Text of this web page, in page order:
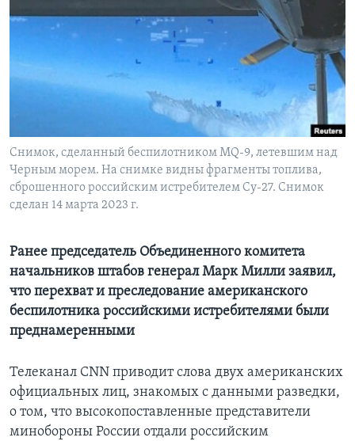
Learning English
Снимок, сделанный беспилотником MQ-9, летевшим над
Черным морем. На снимке видны фрагменты топлива,
сброшенного российским истребителем Су-27. Снимок
сделан 14 марта 2023 г.
Ранее председатель Объединенного комитета
начальников штабов генерал Марк Милли заявил,
что перехват и преследование американского
беспилотника российскими истребителями были
преднамеренными
Телеканал CNN приводит слова двух американских
официальных лиц, знакомых с данными разведки,
о том, что высокопоставленные представители
минобороны России отдали российским